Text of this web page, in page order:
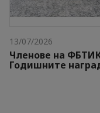
13/07/2026
Членове на
Годишните